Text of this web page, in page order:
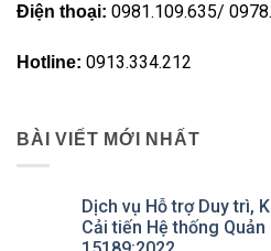
Điện thoại: 0981.109.635/
Hotline: 0913.334.212
BÀI VIẾT MỚI NHẤT
Dịch vụ Hỗ trợ Duy trì,
Cải tiến Hệ thống